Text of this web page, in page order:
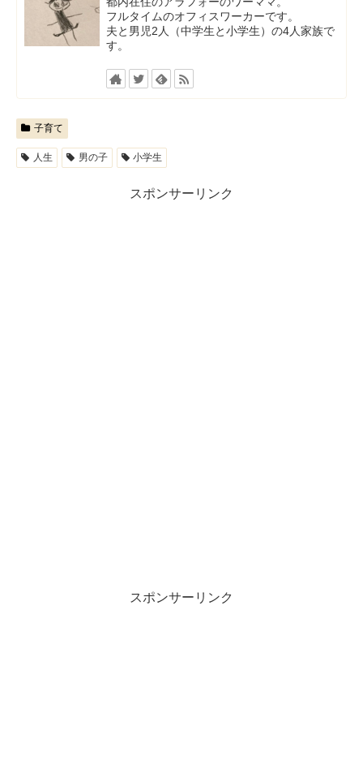
フルタイムのオフィスワーカーです。
夫と男児2人（中学生と小学生）の4人家族で
す。
子育て
人生 男の子 小学生
スポンサーリンク
スポンサーリンク